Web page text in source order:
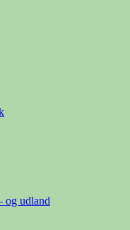
og udland